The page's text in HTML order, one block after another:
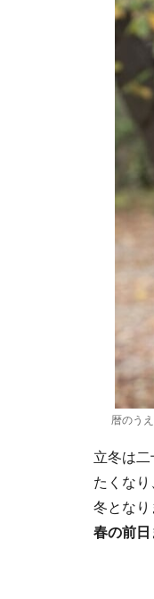
暦のう
立冬は
たくな
冬となり
春の前日